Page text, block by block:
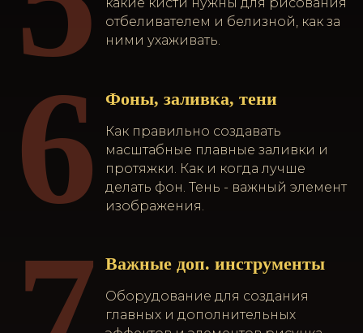
отбеливателем и белизной, как за
ними ухаживать.
Фоны, заливка, тени
Как правильно создавать
масштабные плавные заливки и
протяжки. Как и когда лучше
делать фон. Тень - важный элемент
изображения.
6
Важные доп. инструменты
Оборудование для создания
главных и дополнительных